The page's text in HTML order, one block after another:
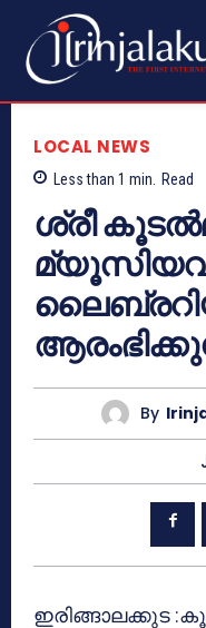
LOCAL NEWS
Less than 1 min. Read
ശ്രീ
By
ഇരിങ്ങാലക്കുട